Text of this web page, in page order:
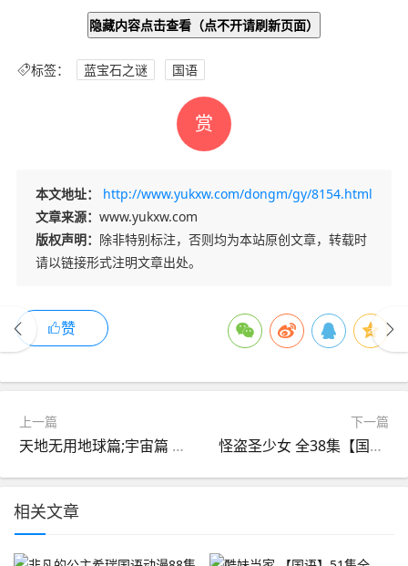
隐藏内容点击查看 （点不开请刷新页面）
标签： 蓝宝石之谜 国语
赏
本文地址：
http://www.yukxw.com/dongm/gy/8154.html
文章来源： www.yukxw.com
版权声明： 除非特别标注，否则均为本站原创文章，转载时
请以链接形式注明文章出处。
赞
上一篇
天地无用地球篇;宇宙篇 辽艺国语 完整无删节全26集7.02G(网盘分享)
下一篇
怪盗圣少女 全38集【国语】8.3G【1080PBDRip】
相关文章